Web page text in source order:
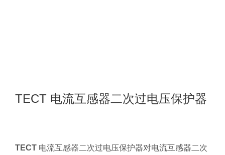
TECT 电流互感器二次过电压保护器
TECT 电流互感器二次过电压保护器对电流互感器二次